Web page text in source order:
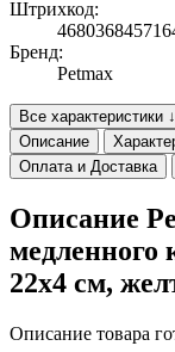
Штрихкод:
Бренд:
Petmax
Все характеристики ↓
Описание
Оплата и Доставка
Описание
медленного
22х4 см,
Описание товара